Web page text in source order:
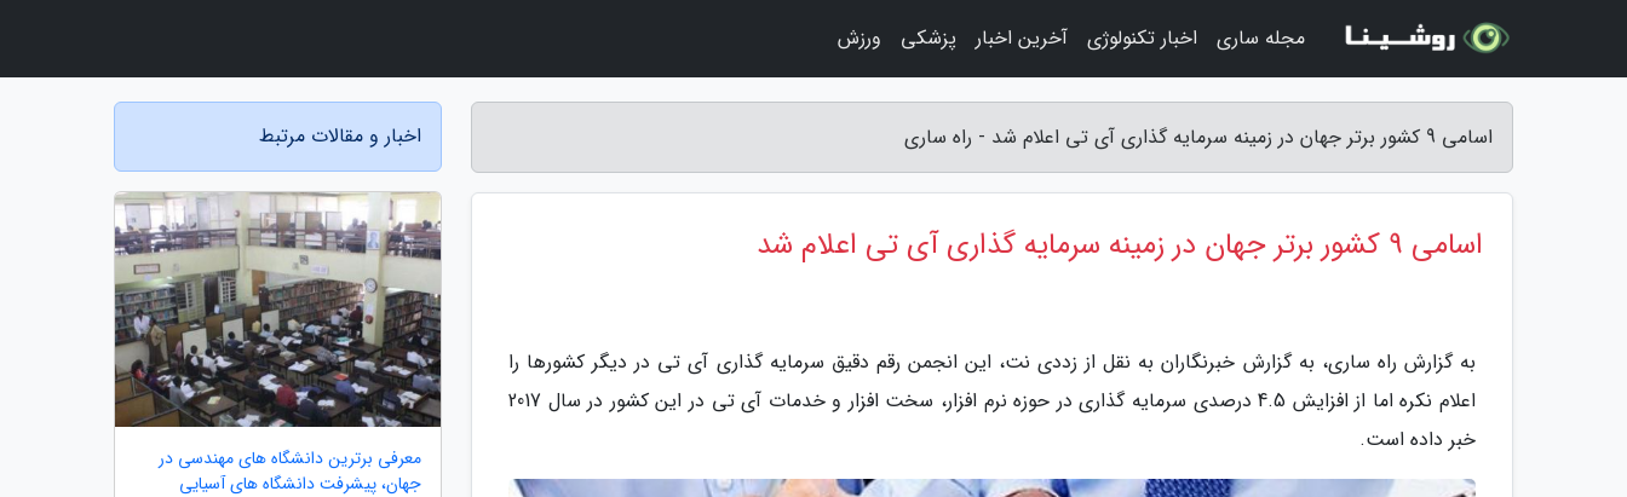
اسامی 9 کشور برتر جهان در زمینه سرمایه گذاری آی تی اعلام شد - راه ساری
اسامی 9 کشور برتر جهان در زمینه سرمایه گذاری آی تی اعلام شد
به گزارش راه ساری، به گزارش خبرنگاران به نقل از زددی نت، این انجمن رقم دقیق سرمایه گذاری آی تی در دیگر کشورها را
اعلام نکره اما از افزایش 4.5 درصدی سرمایه گذاری در حوزه نرم افزار، سخت افزار و خدمات آی تی در این کشور در سال 2017
خبر داده است.
اخبار و مقالات مرتبط
معرفی برترین دانشگاه های مهندسی در
جهان، پیشرفت دانشگاه های آسیایی
مجله ساری اخبار تکنولوژی آخرین اخبار پزشکی ورزش